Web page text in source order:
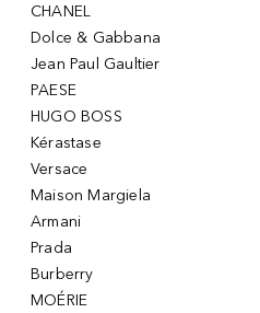
CHANEL
Dolce & Gabbana
Jean Paul Gaultier
PAESE
HUGO BOSS
Kérastase
Versace
Maison Margiela
Armani
Prada
Burberry
MOÉRIE